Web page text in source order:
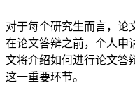
对于每个研究生而言，论
在论文答辩之前，个人申
文将介绍如何进行论文答
这一重要环节。